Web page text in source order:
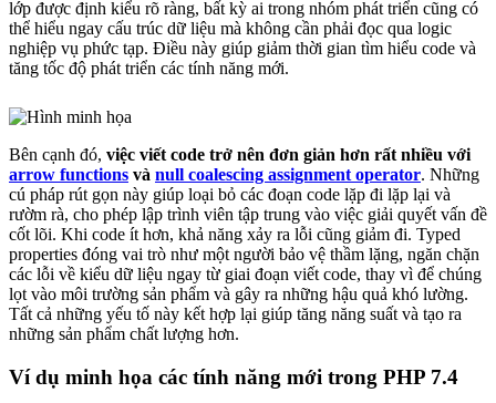
lớp được định kiểu rõ ràng, bất kỳ ai trong nhóm phát triển cũng có
thể hiểu ngay cấu trúc dữ liệu mà không cần phải đọc qua logic
nghiệp vụ phức tạp. Điều này giúp giảm thời gian tìm hiểu code và
tăng tốc độ phát triển các tính năng mới.
Bên cạnh đó, việc viết code trở nên đơn giản hơn rất nhiều với
arrow functions và null coalescing assignment operator. Những
cú pháp rút gọn này giúp loại bỏ các đoạn code lặp đi lặp lại và
rườm rà, cho phép lập trình viên tập trung vào việc giải quyết vấn đề
cốt lõi. Khi code ít hơn, khả năng xảy ra lỗi cũng giảm đi. Typed
properties đóng vai trò như một người bảo vệ thầm lặng, ngăn chặn
các lỗi về kiểu dữ liệu ngay từ giai đoạn viết code, thay vì để chúng
lọt vào môi trường sản phẩm và gây ra những hậu quả khó lường.
Tất cả những yếu tố này kết hợp lại giúp tăng năng suất và tạo ra
những sản phẩm chất lượng hơn.
Ví dụ minh họa các tính năng mới trong PHP 7.4